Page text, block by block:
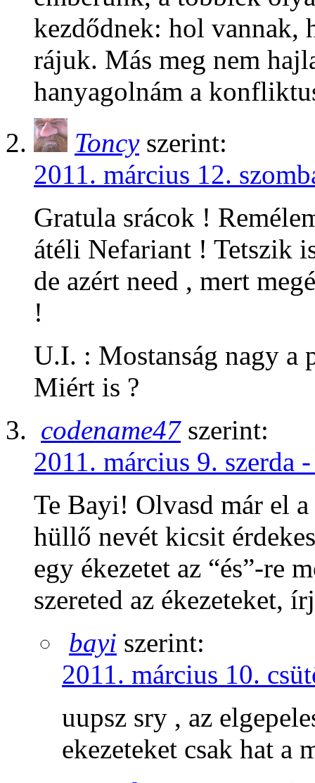
kezdődnek: hol vannak,
rájuk. Más meg nem
hanyagolnám a
Toncy szerint:
2011. március 12.
Gratula srácok !
átéli Nefariant ! Tetszik
de azért need , mert
!
U.I. : Mostanság nagy a
Miért is ?
codename47 szerint:
2011. március 9. szerda
Te Bayi! Olvasd már el
hüllő nevét kicsit
egy ékezetet az “és”-re
szereted az ékezeteket,
bayi szerint:
2011. március 10.
uupsz sry , az
ekezeteket csak hat